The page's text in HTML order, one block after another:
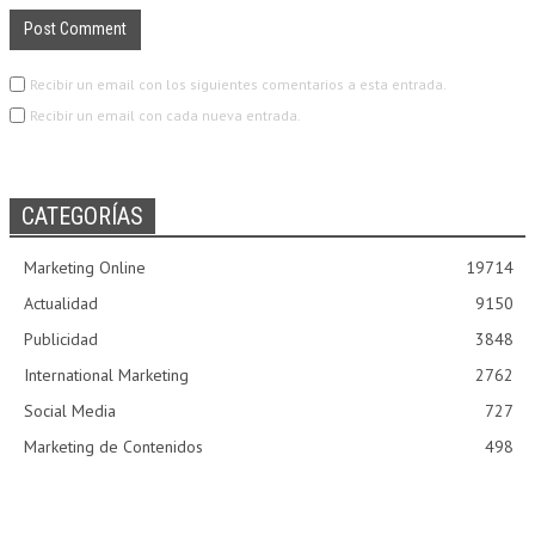
Recibir un email con los siguientes comentarios a esta entrada.
Recibir un email con cada nueva entrada.
CATEGORÍAS
Marketing Online
19714
Actualidad
9150
Publicidad
3848
International Marketing
2762
Social Media
727
Marketing de Contenidos
498